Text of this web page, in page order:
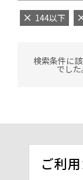
144以下
検索条件に
でした
ご利